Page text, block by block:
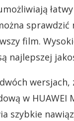
film.
najlepszej
wersjach,
w HUAWEI
szybkie